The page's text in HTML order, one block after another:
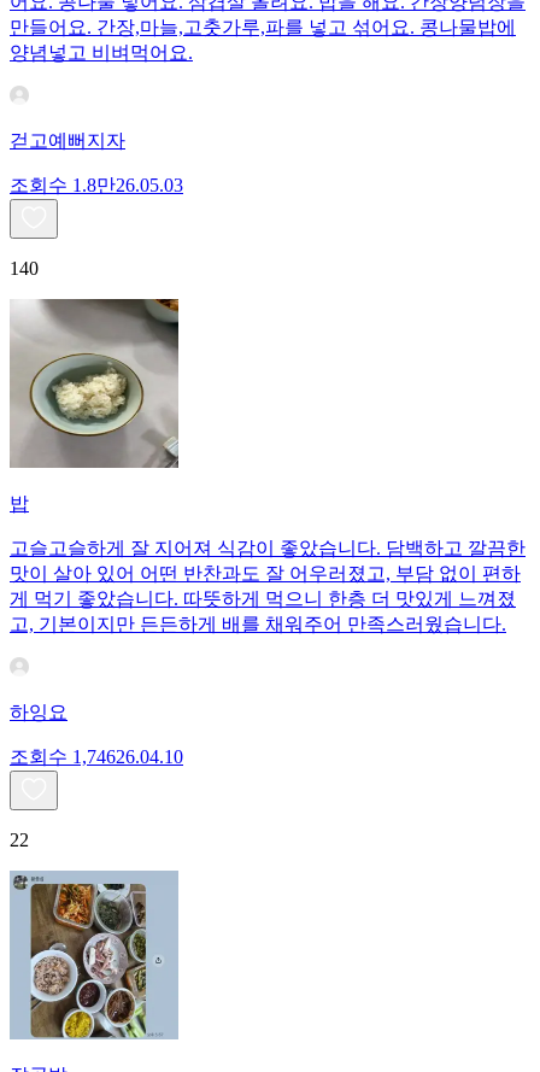
만들어요. 간장,마늘,고춧가루,파를 넣고 섞어요. 콩나물밥에
양념넣고 비벼먹어요.
걷고예뻐지자
조회수 1.8만26.05.03
140
밥
고슬고슬하게 잘 지어져 식감이 좋았습니다. 담백하고 깔끔한
맛이 살아 있어 어떤 반찬과도 잘 어우러졌고, 부담 없이 편하
게 먹기 좋았습니다. 따뜻하게 먹으니 한층 더 맛있게 느껴졌
고, 기본이지만 든든하게 배를 채워주어 만족스러웠습니다.
하잉요
조회수 1,74626.04.10
22